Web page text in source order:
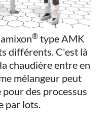
® type AMK
différents. C'est là
chaudière entre en
mélangeur peut
des processus
par lots.